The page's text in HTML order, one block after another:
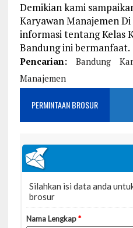
Demikian kami
Karyawan Manajemen
informasi tentang Kelas
Bandung ini bermanfaat.
Pencarian: Bandung
Manajemen
PERMINTAAN BROSUR